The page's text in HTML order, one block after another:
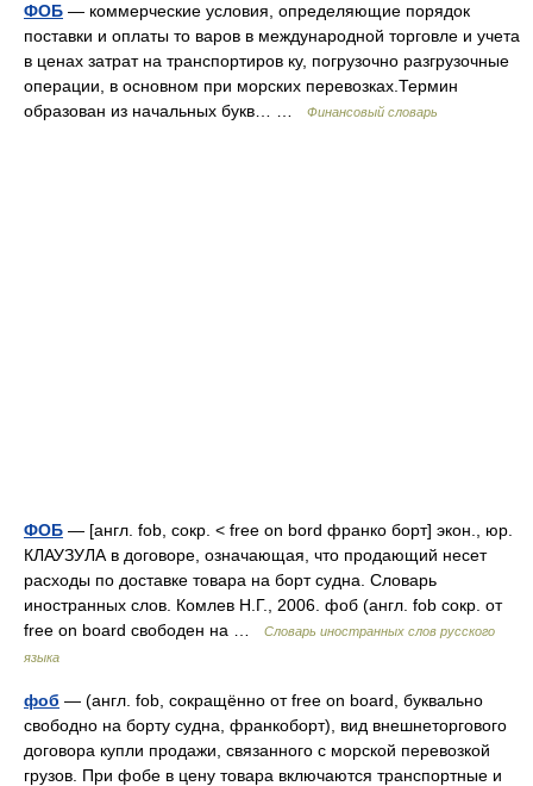
ФОБ — коммерческие условия, определяющие порядок
поставки и оплаты то варов в международной торговле и учета
в ценах затрат на транспортиров ку, погрузочно разгрузочные
операции, в основном при морских перевозках.Термин
образован из начальных букв… …
Финансовый словарь
ФОБ — [англ. fob, сокр. < free on bord франко борт] экон., юр.
КЛАУЗУЛА в договоре, означающая, что продающий несет
расходы по доставке товара на борт судна. Словарь
иностранных слов. Комлев Н.Г., 2006. фоб (англ. fob сокр. от
free on board свободен на …
Словарь иностранных слов русского
языка
фоб — (англ. fob, сокращённо от free on board, буквально
свободно на борту судна, франкоборт), вид внешнеторгового
договора купли продажи, связанного с морской перевозкой
грузов. При фобе в цену товара включаются транспортные и